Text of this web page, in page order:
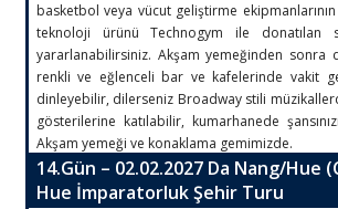
basketbol veya vücut geliştirme
teknoloji ürünü Technogym ile donatılan
yararlanabilirsiniz. Akşam yemeğinden sonra
renkli ve eğlenceli bar ve kafelerinde vakit
dinleyebilir, dilerseniz Broadway stili
gösterilerine katılabilir, kumarhanede
Akşam yemeği ve konaklama gemimizde.
14.Gün – 02.02.2027 Da Nang/Hue
Hue İmparatorluk Şehir Turu